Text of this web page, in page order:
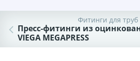
Фитинги для труб
Пресс-фитинги из
VIEGA MEGAPRESS